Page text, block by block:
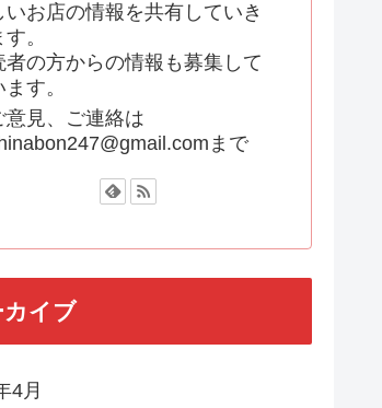
いお店の情報を共有していき
す。
者の方からの情報も募集して
ます。
意見、ご連絡は
まで
カイブ
4月